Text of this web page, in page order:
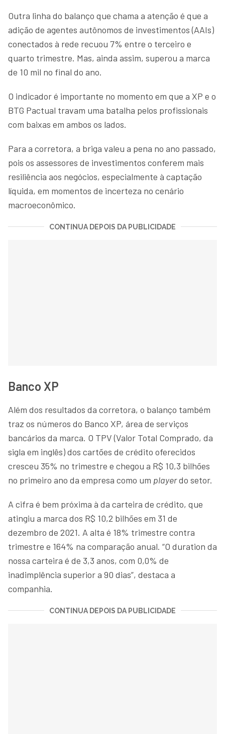
Outra linha do balanço que chama a atenção é que a
adição de agentes autônomos de investimentos (AAIs)
conectados à rede recuou 7% entre o terceiro e
quarto trimestre. Mas, ainda assim, superou a marca
de 10 mil no final do ano.
O indicador é importante no momento em que a XP e o
BTG Pactual travam uma batalha pelos profissionais
com baixas em ambos os lados.
Para a corretora, a briga valeu a pena no ano passado,
pois os assessores de investimentos conferem mais
resiliência aos negócios, especialmente à captação
líquida, em momentos de incerteza no cenário
macroeconômico.
CONTINUA DEPOIS DA PUBLICIDADE
Banco XP
Além dos resultados da corretora, o balanço também
traz os números do Banco XP, área de serviços
bancários da marca. O TPV (Valor Total Comprado, da
sigla em inglês) dos cartões de crédito oferecidos
cresceu 35% no trimestre e chegou a R$ 10,3 bilhões
no primeiro ano da empresa como um playerdo setor.
A cifra é bem próxima à da carteira de crédito, que
atingiu a marca dos R$ 10,2 bilhões em 31 de
dezembro de 2021. A alta é 18% trimestre contra
trimestre e 164% na comparação anual. “O duration da
nossa carteira é de 3,3 anos, com 0,0% de
inadimplência superior a 90 dias”, destaca a
companhia.
CONTINUA DEPOIS DA PUBLICIDADE